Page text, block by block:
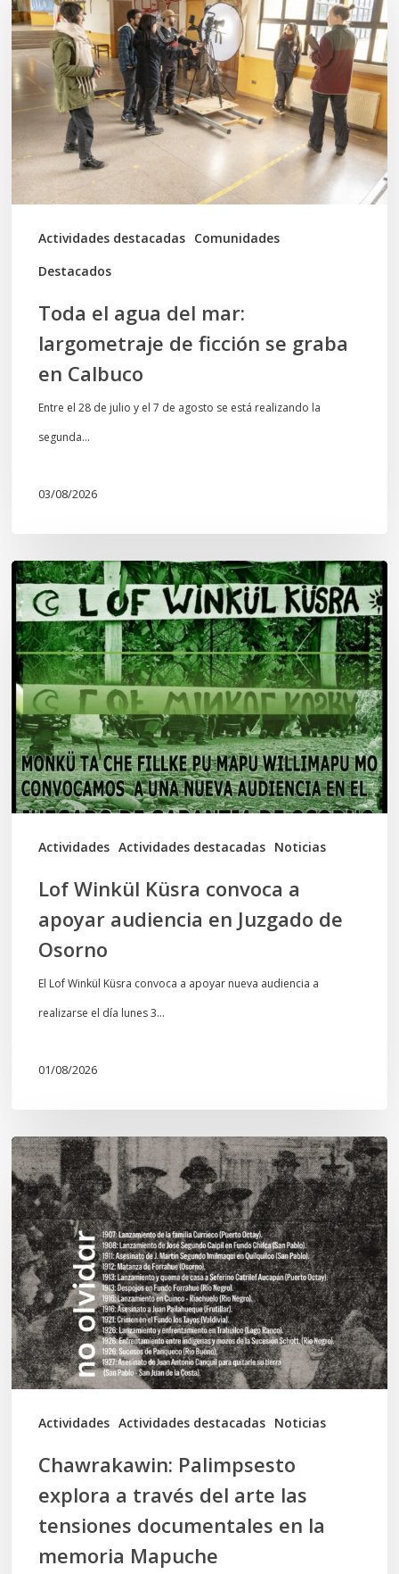
Actividades destacadas Comunidades
Destacados
agua
del
mar:
largometraje
de
ficción
se
graba
Toda el agua del mar:
largometraje de ficción se graba
en Calbuco
Entre el 28 de julio y el 7 de agosto se está realizando la
segunda…
03/08/2026
Actividades Actividades destacadas Noticias
Lof
Winkül
Küsra
convoca
a
apoyar
audiencia
en
Juzgado
Lof Winkül Küsra convoca a
apoyar audiencia en Juzgado de
Osorno
El Lof Winkül Küsra convoca a apoyar nueva audiencia a
realizarse el día lunes 3…
01/08/2026
Actividades Actividades destacadas Noticias
Chawrakawin:
Palimpsesto
explora
a
través
del
arte
las
tensiones
documentales
memoria
Mapuche
Chawrakawin: Palimpsesto
explora a través del arte las
tensiones documentales en la
memoria Mapuche